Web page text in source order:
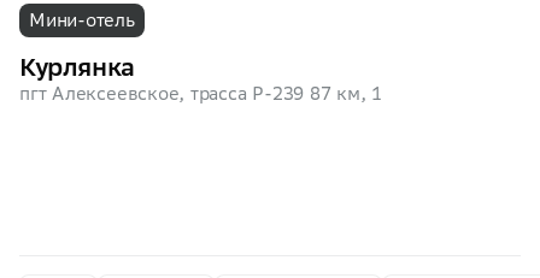
Мини-отель
Курлянка
пгт Алексеевское, трасса Р-239 87 км, 1